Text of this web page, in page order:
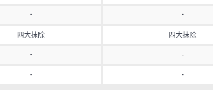
• •
四大抹除 四大抹除
• -
• •